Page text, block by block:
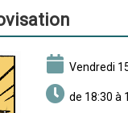
vendredi
de 18:30 à